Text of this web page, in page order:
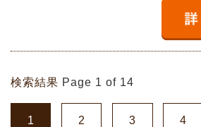
検索結果 Page 1 of 14
1 2 3 4